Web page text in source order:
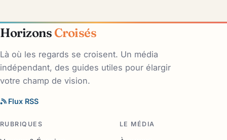
Horizons Croisés
Là où les regards se croisent. Un média
indépendant, des guides utiles pour élargir
votre champ de vision.
Flux RSS
RUBRIQUES LE MÉDIA